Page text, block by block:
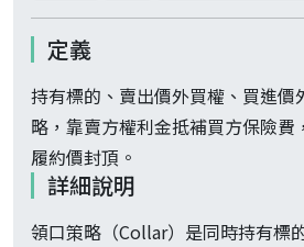
定義
持有標的、賣出價外買權、買進價
略，靠賣方權利金抵補買方保險費
履約價封頂。
詳細說明
領口策略（Collar）是同時持有標